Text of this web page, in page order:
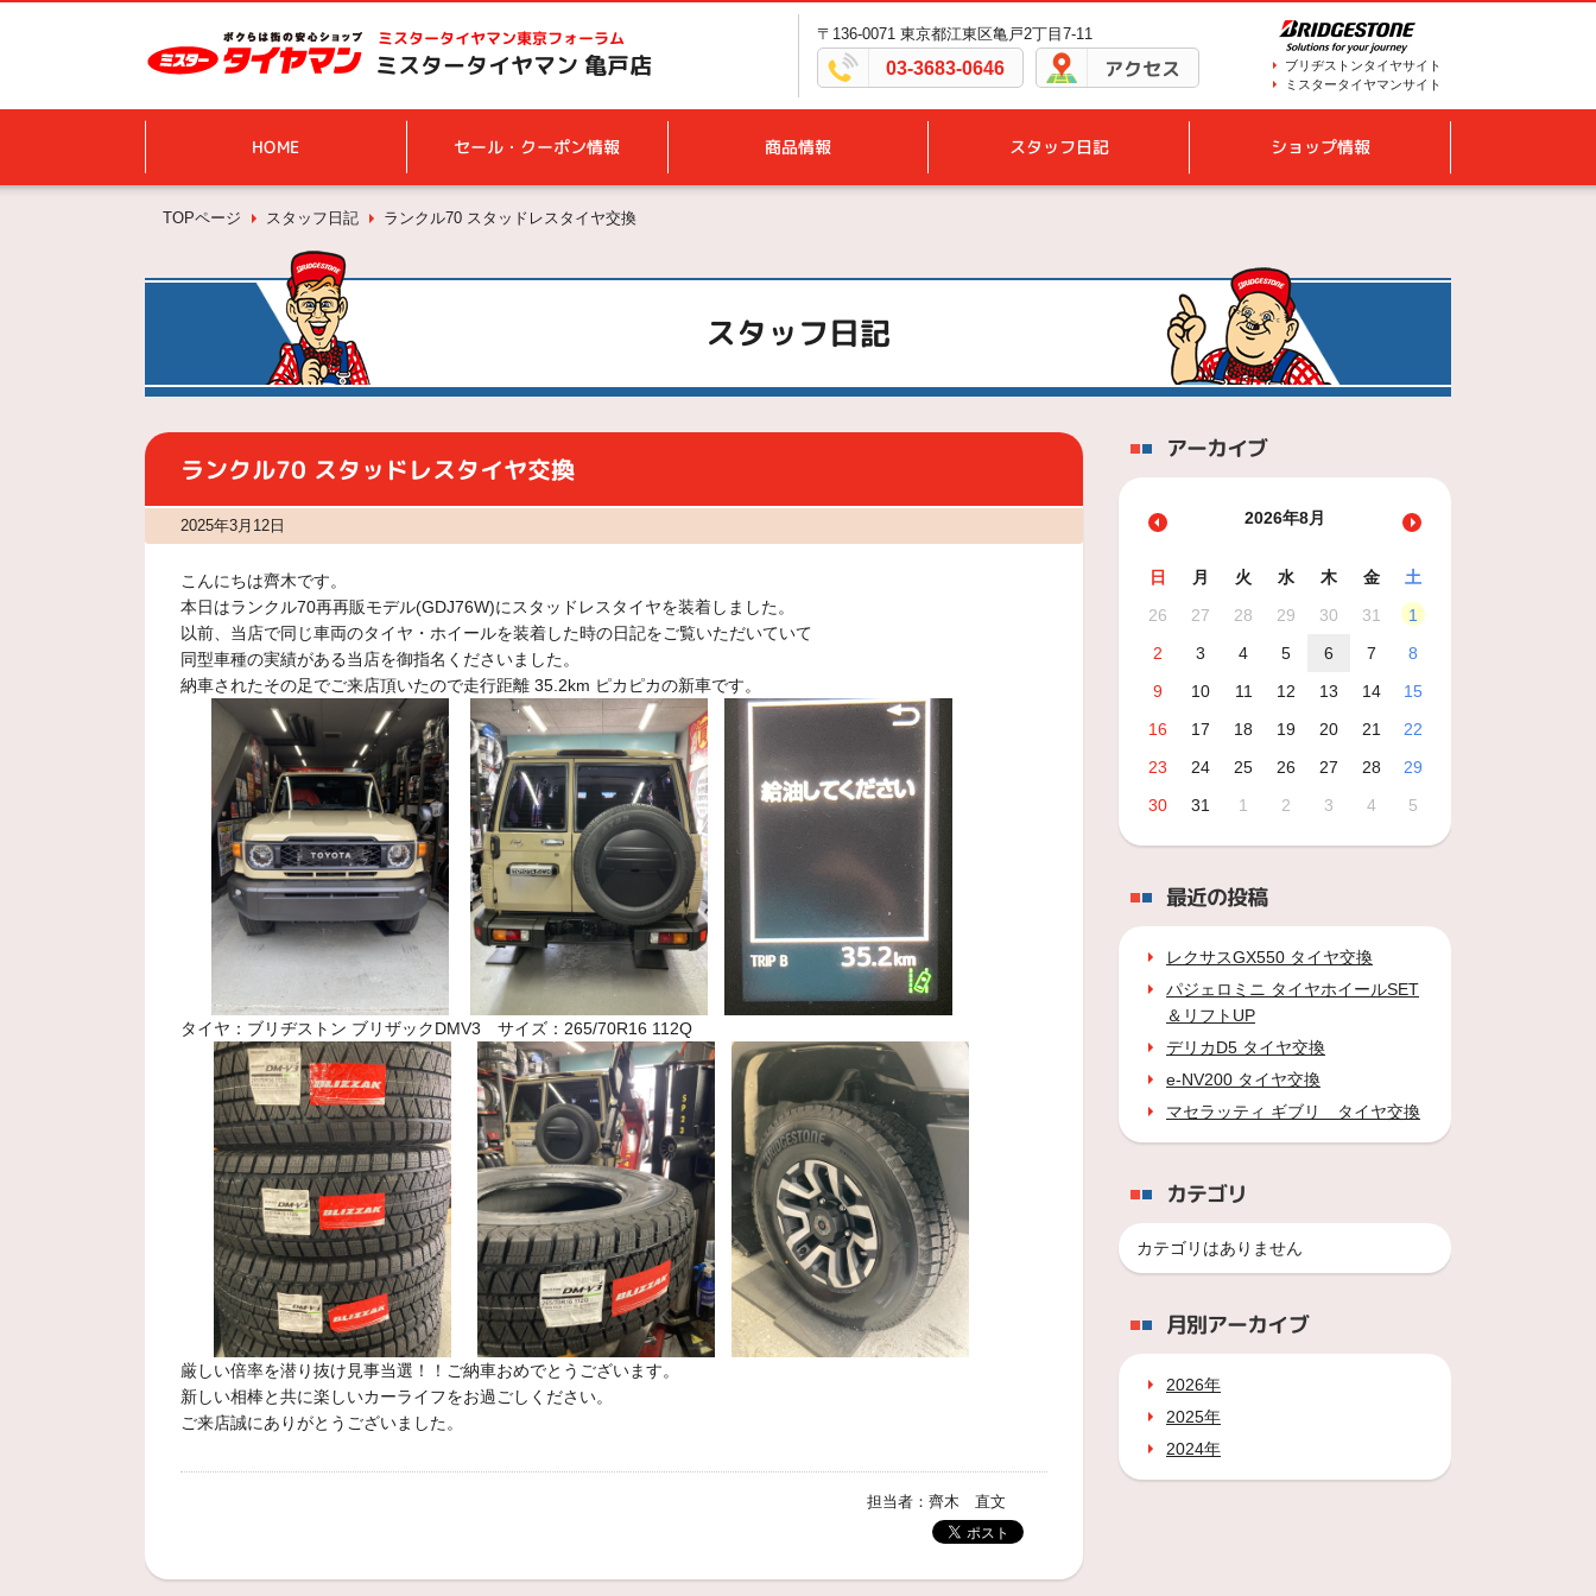
ミスタータイヤマン東京フォーラム
ミスタータイヤマン 亀戸店
〒136-0071 東京都江東区亀戸2丁目7-11
03-3683-0646 アクセス
ブリヂストンタイヤサイト
ミスタータイヤマンサイト
HOME セール・クーポン情報 商品情報 スタッフ日記 ショップ情報
TOPページ スタッフ日記 ランクル70 スタッドレスタイヤ交換
スタッフ日記
ランクル70 スタッドレスタイヤ交換
2025年3月12日
こんにちは齊木です。
本日はランクル70再再販モデル(GDJ76W)にスタッドレスタイヤを装着しました。
以前、当店で同じ車両のタイヤ・ホイールを装着した時の日記をご覧いただいていて
同型車種の実績がある当店を御指名くださいました。
納車されたその足でご来店頂いたので走行距離 35.2km ピカピカの新車です。
タイヤ：ブリヂストン ブリザックDMV3 サイズ：265/70R16 112Q
厳しい倍率を潜り抜け見事当選！！ご納車おめでとうございます。
新しい相棒と共に楽しいカーライフをお過ごしください。
ご来店誠にありがとうございました。
担当者：齊木 直文
アーカイブ
2026年8月
日 月 火 水 木 金
土
26
27 28 29 30 31
1
2
3 4 5 6 7
8
9
10 11 12 13 14
15
16
17 18 19 20 21
22
23
24 25 26 27 28
29
30
31 1 2 3 4 5
最近の投稿
レクサスGX550 タイヤ交換
パジェロミニ タイヤホイールSET
＆リフトUP
デリカD5 タイヤ交換
e-NV200 タイヤ交換
マセラッティ ギブリ タイヤ交換
カテゴリ
カテゴリはありません
月別アーカイブ
2026年
2025年
2024年